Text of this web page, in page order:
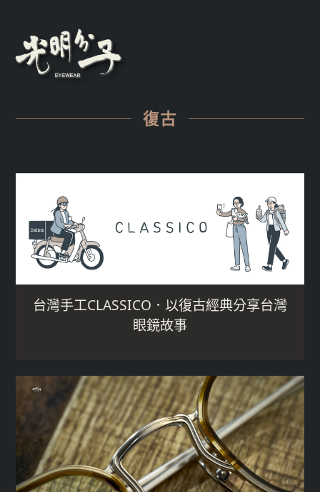
復古
台灣手工CLASSICO．以復古經典分享台灣
眼鏡故事